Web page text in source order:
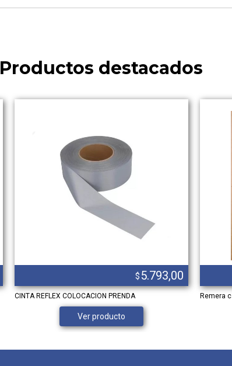
Productos destacados
$ 5.793,00
CINTA REFLEX COLOCACION PRENDA
Ver producto
Remera